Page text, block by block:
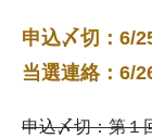
申込〆切：6/
当選連絡：6/
申込〆切：第１